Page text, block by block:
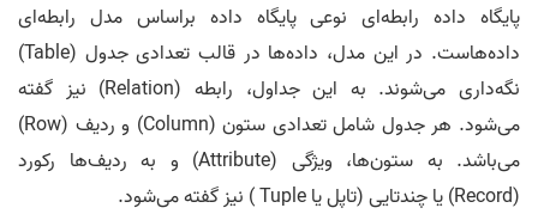
پایگاه داده رابطه‌ای نوعی پایگاه داده براساس مدل رابطه‌ای
داده‌هاست. در این مدل، داده‌ها در قالب تعدادی جدول (Table)
نگه‌داری می‌شوند. به این جداول، رابطه (Relation) نیز گفته
می‌شود. هر جدول شامل تعدادی ستون (Column) و ردیف (Row)
می‌باشد. به ستون‌ها، ویژگی (Attribute) و به ردیف‌ها رکورد
(Record) یا چندتایی (تاپل یا Tuple ) نیز گفته می‌شود.